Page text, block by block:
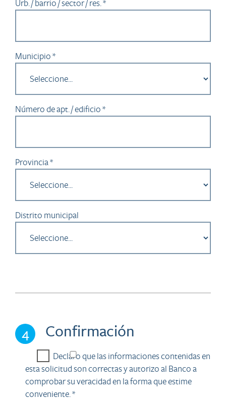
Urb. / barrio / sector / res. *
Municipio *
Número de apt. / edificio *
Provincia *
Distrito municipal
4 Confirmación
Declaro que las informaciones contenidas en
esta solicitud son correctas y autorizo al Banco a
comprobar su veracidad en la forma que estime
conveniente. *